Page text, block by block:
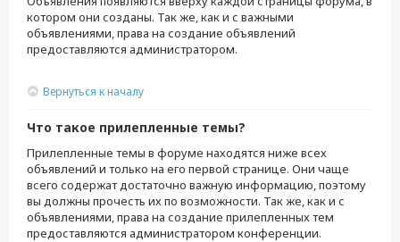
котором они созданы. Так же, как и с важными
объявлениями, права на создание объявлений
предоставляются администратором.
Вернуться к началу
Что такое прилепленные темы?
Прилепленные темы в форуме находятся ниже всех
объявлений и только на его первой странице. Они чаще
всего содержат достаточно важную информацию, поэтому
вы должны прочесть их по возможности. Так же, как и с
объявлениями, права на создание прилепленных тем
предоставляются администратором конференции.